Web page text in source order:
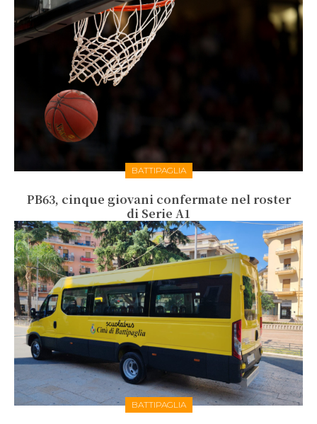
BATTIPAGLIA
PB63, cinque giovani confermate nel roster
di Serie A1
BATTIPAGLIA